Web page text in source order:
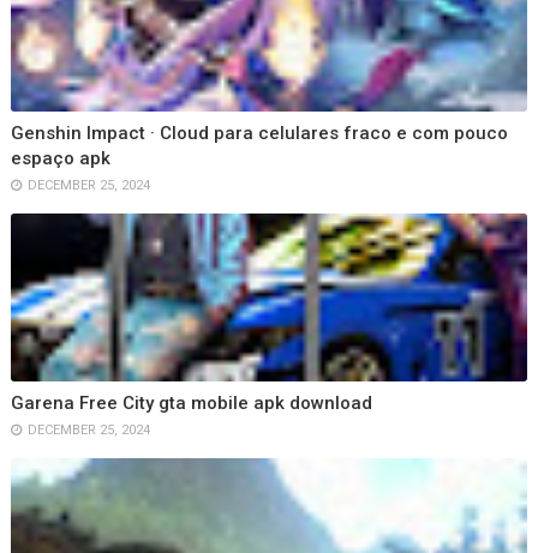
Genshin Impact · Cloud para celulares fraco e com pouco
espaço apk
DECEMBER 25, 2024
Garena Free City gta mobile apk download
DECEMBER 25, 2024